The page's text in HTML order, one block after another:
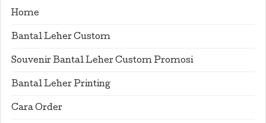
Home
Bantal Leher Custom
Souvenir Bantal Leher Custom Promosi
Bantal Leher Printing
Cara Order